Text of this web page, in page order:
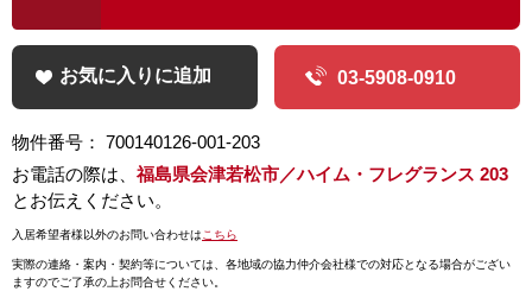
お気に入りに追加 03-5908-0910
物件番号： 700140126-001-203
お電話の際は、福島県会津若松市／ハイム・フレグランス 203
とお伝えください。
入居希望者様以外のお問い合わせはこちら
実際の連絡・案内・契約等については、各地域の協力仲介会社様での対応となる場合がござい
ますのでご了承の上お問合せください。